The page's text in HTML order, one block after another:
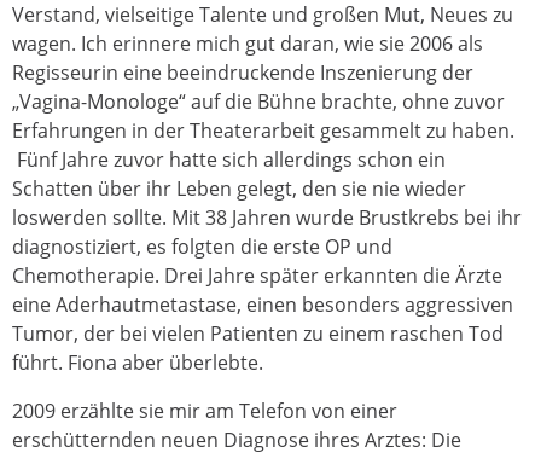
Verstand, vielseitige Talente und großen Mut, Neues zu
wagen. Ich erinnere mich gut daran, wie sie 2006 als
Regisseurin eine beeindruckende Inszenierung der
„Vagina-Monologe“ auf die Bühne brachte, ohne zuvor
Erfahrungen in der Theaterarbeit gesammelt zu haben.
Fünf Jahre zuvor hatte sich allerdings schon ein
Schatten über ihr Leben gelegt, den sie nie wieder
loswerden sollte. Mit 38 Jahren wurde Brustkrebs bei ihr
diagnostiziert, es folgten die erste OP und
Chemotherapie. Drei Jahre später erkannten die Ärzte
eine Aderhautmetastase, einen besonders aggressiven
Tumor, der bei vielen Patienten zu einem raschen Tod
führt. Fiona aber überlebte.
2009 erzählte sie mir am Telefon von einer
erschütternden neuen Diagnose ihres Arztes: Die